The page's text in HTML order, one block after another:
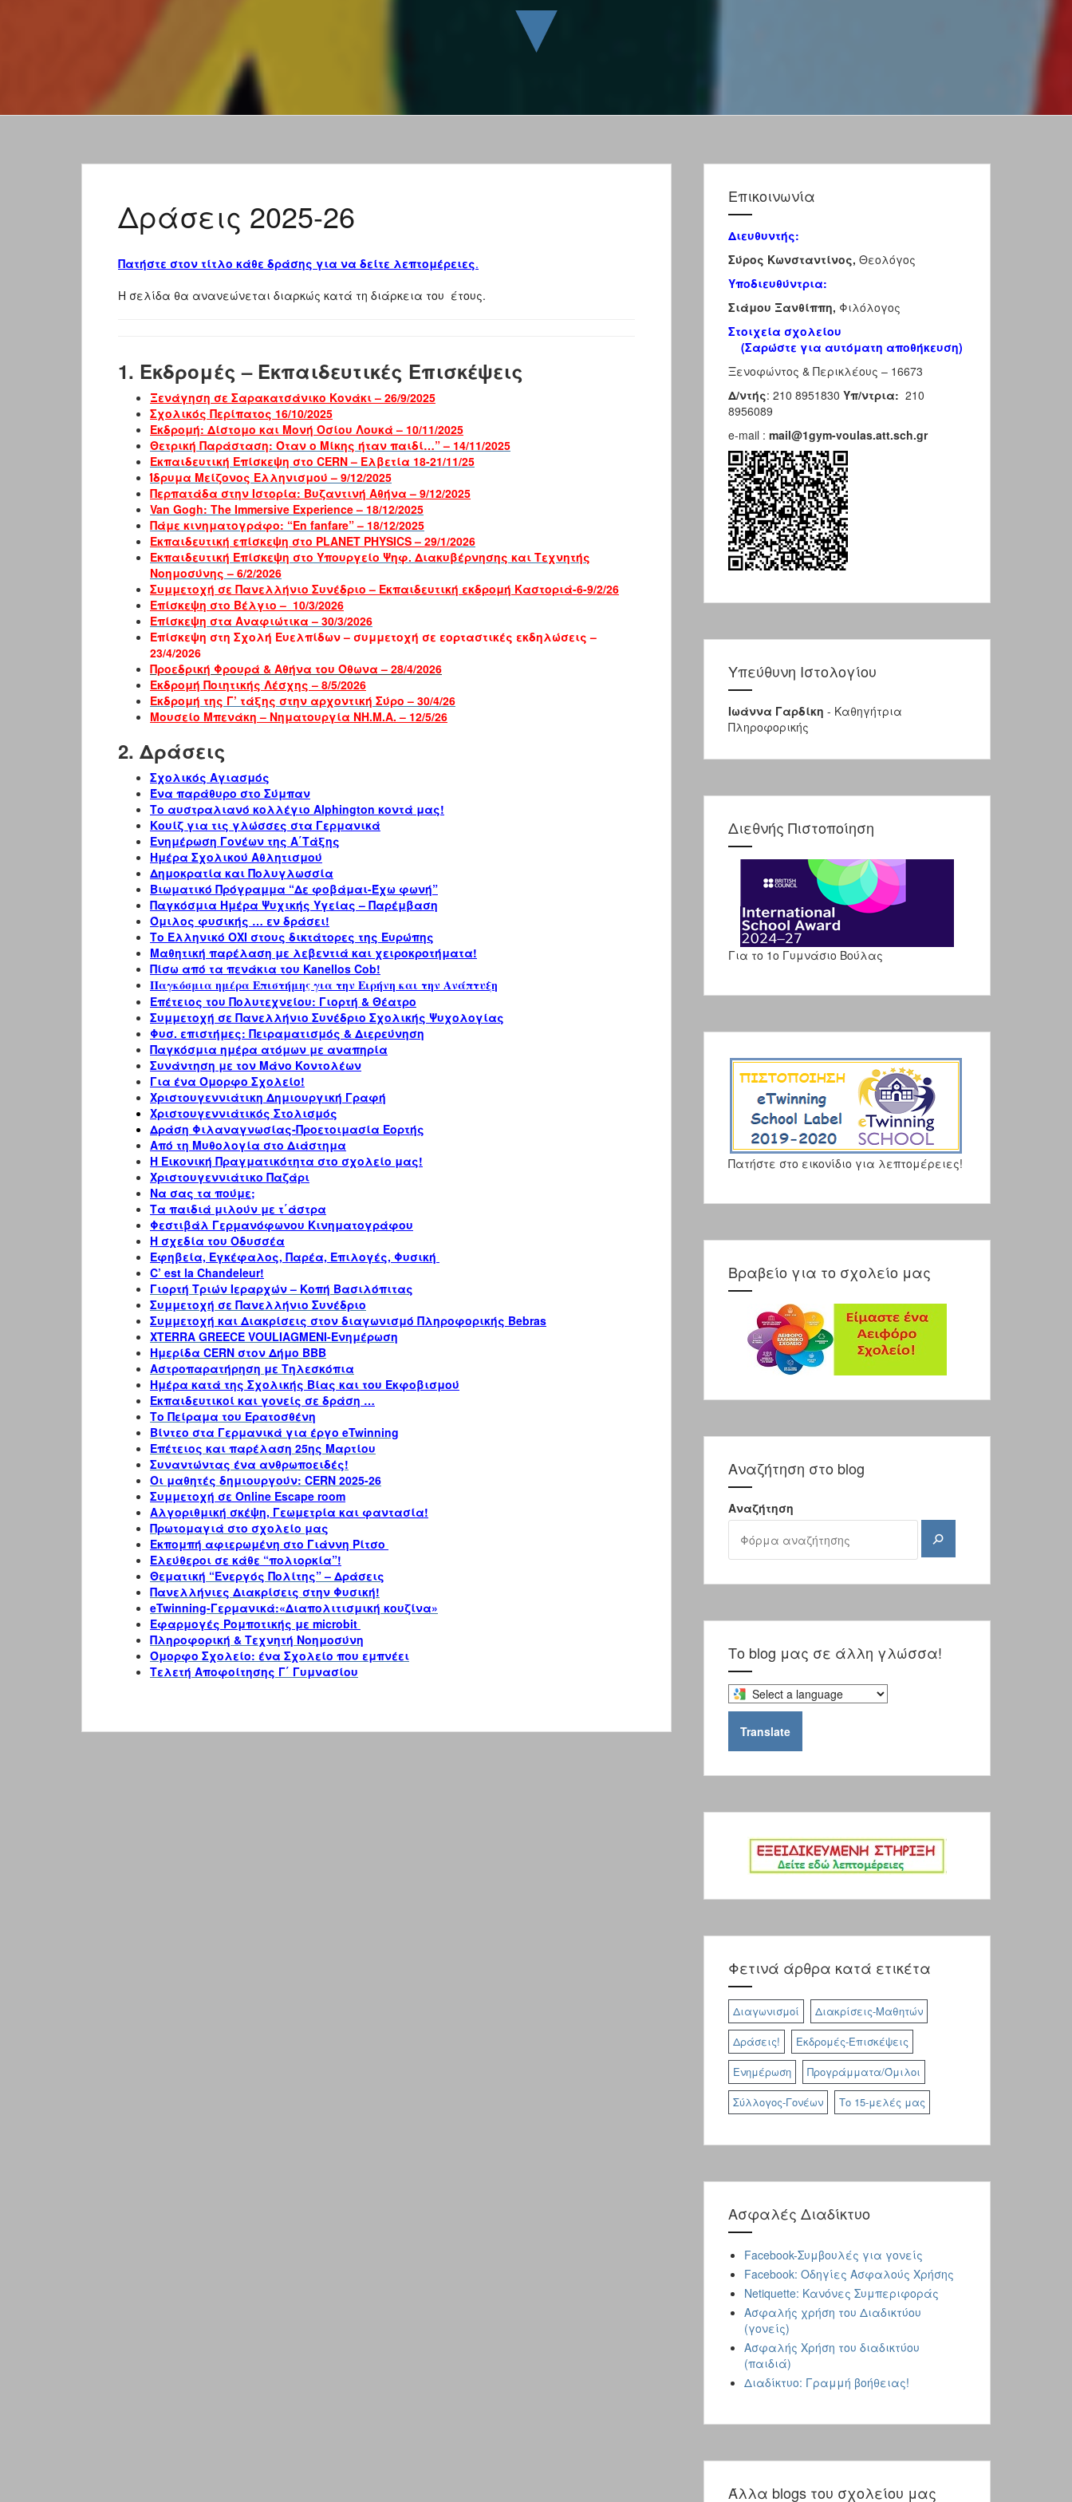
Δράσεις 2025-26
Πατήστε στον τίτλο κάθε δράσης για να δείτε λεπτομέρειες.
Η σελίδα θα ανανεώνεται διαρκώς κατά τη διάρκεια του έτους.​​​
1. Εκδρομές – Εκπαιδευτικές Επισκέψεις
Ξενάγηση σε Σαρακατσάνικο Κονάκι – 26/9/2025
Σχολικός Περίπατος 16/10/2025
Εκδρομή: Δίστομο και Μονή Οσίου Λουκά – 10/11/2025
Θετρική Παράσταση: Όταν ο Μίκης ήταν παιδί…” – 14/11/2025
Εκπαιδευτική Επίσκεψη στο CERN – Ελβετία 18-21/11/25
Ίδρυμα Μείζονος Ελληνισμού – 9/12/2025
Περπατάδα στην Ιστορία: Βυζαντινή Αθήνα – 9/12/2025
Van Gogh: The Immersive Experience – 18/12/2025
Πάμε κινηματογράφο: “En fanfare” – 18/12/2025
Εκπαιδευτική επίσκεψη στο PLANET PHYSICS – 29/1/2026
Εκπαιδευτική Επίσκεψη στο Υπουργείο Ψηφ. Διακυβέρνησης και Τεχνητής
Νοημοσύνης – 6/2/2026
Συμμετοχή σε Πανελλήνιο Συνέδριο – Εκπαιδευτική εκδρομή Καστοριά-6-9/2/26
Επίσκεψη στο Βέλγιο – 10/3/2026
Επίσκεψη στα Αναφιώτικα – 30/3/2026
Επίσκεψη στη Σχολή Ευελπίδων – συμμετοχή σε εορταστικές εκδηλώσεις –
23/4/2026
Προεδρική Φρουρά & Αθήνα του Όθωνα – 28/4/2026
Εκδρομή Ποιητικής Λέσχης – 8/5/2026
Εκδρομή της Γ’ τάξης στην αρχοντική Σύρο – 30/4/26
Μουσείο Μπενάκη – Νηματουργία ΝΗ.Μ.Α. – 12/5/26
2. Δράσεις
Σχολικός Αγιασμός
Ένα παράθυρο στο Σύμπαν
Το αυστραλιανό κολλέγιο Alphington κοντά μας!
Κουίζ για τις γλώσσες στα Γερμανικά
Ενημέρωση Γονέων της Α΄Τάξης
Ημέρα Σχολικού Αθλητισμού
Δημοκρατία και Πολυγλωσσία
Βιωματικό Πρόγραμμα “Δε φοβάμαι-Έχω φωνή”
Παγκόσμια Ημέρα Ψυχικής Υγείας – Παρέμβαση
Όμιλος φυσικής … εν δράσει!
Το Ελληνικό ΟΧΙ στους δικτάτορες της Ευρώπης
Μαθητική παρέλαση με λεβεντιά και χειροκροτήματα!
Πίσω από τα πενάκια του Kanellos Cob!
Παγκόσμια ημέρα Επιστήμης για την Ειρήνη και την Ανάπτυξη
Επέτειος του Πολυτεχνείου: Γιορτή & Θέατρο
Συμμετοχή σε Πανελλήνιο Συνέδριο Σχολικής Ψυχολογίας
Φυσ. επιστήμες: Πειραματισμός & Διερεύνηση
Παγκόσμια ημέρα ατόμων με αναπηρία
Συνάντηση με τον Μάνο Κοντολέων
Για ένα Όμορφο Σχολείο!
Χριστουγεννιάτικη Δημιουργική Γραφή
Χριστουγεννιάτικός Στολισμός
Δράση Φιλαναγνωσίας-Προετοιμασία Εορτής
Από τη Μυθολογία στο Διάστημα
Η Εικονική Πραγματικότητα στο σχολείο μας!
Χριστουγεννιάτικο Παζάρι
Να σας τα πούμε;
Τα παιδιά μιλούν με τ΄άστρα
Φεστιβάλ Γερμανόφωνου Κινηματογράφου
Η σχεδία του Οδυσσέα
Εφηβεία, Εγκέφαλος, Παρέα, Επιλογές, Φυσική
C’ est la Chandeleur!
Γιορτή Τριών Ιεραρχών – Κοπή Βασιλόπιτας
Συμμετοχή σε Πανελλήνιο Συνέδριο
Συμμετοχή και Διακρίσεις στον διαγωνισμό Πληροφορικής Bebras
XTERRA GREECE VOULIAGMENI-Ενημέρωση
Ημερίδα CERN στον Δήμο ΒΒΒ
Αστροπαρατήρηση με Τηλεσκόπια
Ημέρα κατά της Σχολικής Βίας και του Εκφοβισμού
Εκπαιδευτικοί και γονείς σε δράση …
Το Πείραμα του Ερατοσθένη
Βίντεο στα Γερμανικά για έργο eTwinning
Επέτειος και παρέλαση 25ης Μαρτίου
Συναντώντας ένα ανθρωποειδές!
Οι μαθητές δημιουργούν: CERN 2025-26
Συμμετοχή σε Online Escape room
Αλγοριθμική σκέψη, Γεωμετρία και φαντασία!
Πρωτομαγιά στο σχολείο μας
Εκπομπή αφιερωμένη στο Γιάννη Ρίτσο
Ελεύθεροι σε κάθε “πολιορκία”!
Θεματική “Ενεργός Πολίτης” – Δράσεις
Πανελλήνιες Διακρίσεις στην Φυσική!
eTwinning-Γερμανικά:«Διαπολιτισμική κουζίνα»
Εφαρμογές Ρομποτικής με microbit
Πληροφορική & Τεχνητή Νοημοσύνη
Όμορφο Σχολείο: ένα Σχολείο που εμπνέει
Τελετή Αποφοίτησης Γ΄ Γυμνασίου
Επικοινωνία
Διευθυντής:
Σύρος Κωνσταντίνος, Θεολόγος
Υποδιευθύντρια:
Σιάμου Ξανθίππη, Φιλόλογος
Στοιχεία σχολείου
(Σαρώστε για αυτόματη αποθήκευση)
Ξενοφώντος & Περικλέους – 16673
Δ/ντής: 210 8951830 Υπ/ντρια: 210
8956089
e-mail : mail@1gym-voulas.att.sch.gr
Υπεύθυνη Ιστολογίου
Ιωάννα Γαρδίκη - Καθηγήτρια
Πληροφορικής
Διεθνής Πιστοποίηση
Για το 1ο Γυμνάσιο Βούλας
Πατήστε στο εικονίδιο για λεπτομέρειες!
Βραβείο για το σχολείο μας
Αναζήτηση στο blog
Αναζήτηση
Αναζήτηση
Το blog μας σε άλλη γλώσσα!
Select
a
language
translate
this
Translate
Φετινά άρθρα κατά ετικέτα
Διαγωνισμοί
Διακρίσεις-Μαθητών
Δράσεις!
Εκδρομές-Επισκέψεις
Ενημέρωση
Προγράμματα/Όμιλοι
Σύλλογος-Γονέων
Το 15-μελές μας
Ασφαλές Διαδίκτυo
Facebook-Συμβουλές για γονείς
Facebook: Οδηγίες Ασφαλούς Χρήσης
Netiquette: Κανόνες Συμπεριφοράς
Ασφαλής χρήση του Διαδικτύου
(γονείς)
Ασφαλής Χρήση του διαδικτύου
(παιδιά)
Διαδίκτυο: Γραμμή βοήθειας!
Άλλα blogs του σχολείου μας